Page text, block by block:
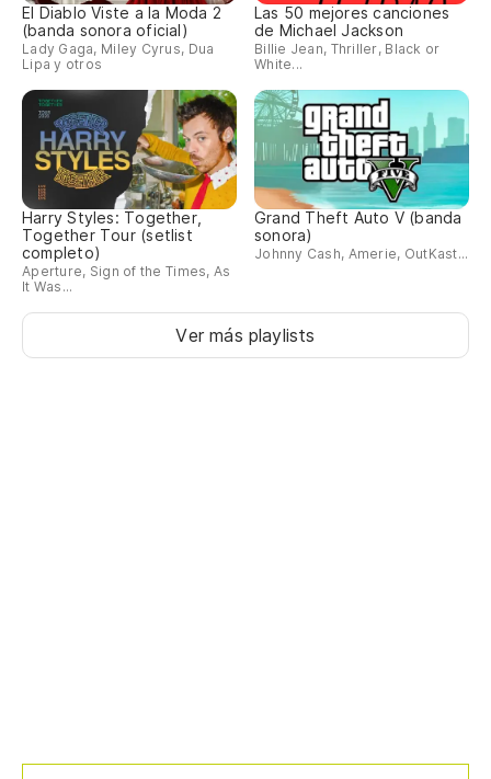
El Diablo Viste a la Moda 2
(banda sonora oficial)
Lady Gaga, Miley Cyrus, Dua
Lipa y otros
Las 50 mejores canciones
de Michael Jackson
Billie Jean, Thriller, Black or
White...
Harry Styles: Together,
Together Tour (setlist
completo)
Aperture, Sign of the Times, As
It Was...
Grand Theft Auto V (banda
sonora)
Johnny Cash, Amerie, OutKast...
Ver más playlists